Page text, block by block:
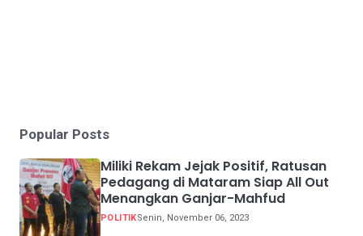
Popular Posts
Miliki Rekam Jejak Positif, Ratusan
Pedagang di Mataram Siap All Out
Menangkan Ganjar-Mahfud
POLITIKSenin, November 06, 2023